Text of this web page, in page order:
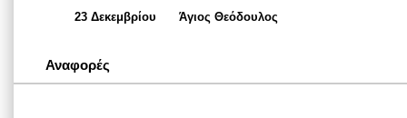
23 Δεκεμβρίου
Άγιος Θεόδουλος
Αναφορές